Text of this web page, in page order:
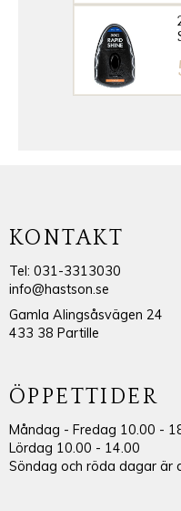
KONTAKT
Tel: 031-3313030
info@hastson.se
Gamla Alingsåsvägen 24
433 38 Partille
ÖPPETTIDER
Måndag - Fredag 10.00 -
Lördag 10.00 - 14.00
Söndag och röda dagar är